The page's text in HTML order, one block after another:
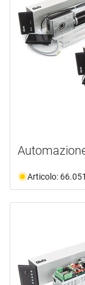
Articolo: